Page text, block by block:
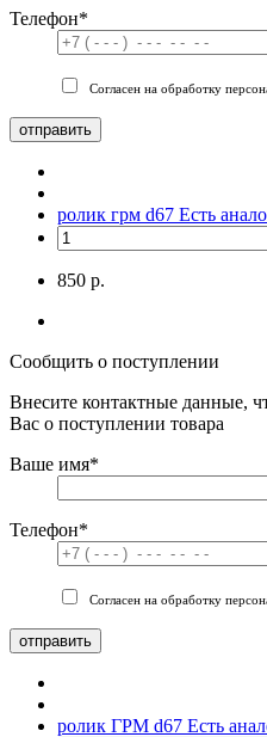
Телефон*
Согласен на обработку
отправить
ролик грм d67 Есть
850 р.
Сообщить о поступлении
Внесите контактные данные,
Вас о поступлении товара
Ваше имя*
Телефон*
Согласен на обработку
отправить
ролик ГРМ d67 Есть